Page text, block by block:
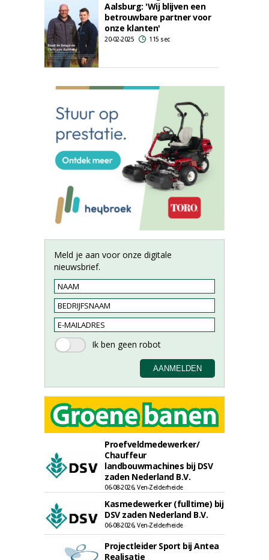
Aalsburg: 'Wij blijven een
betrouwbare partner voor
onze klanten'
20-02-2025 115 sec
Meld je aan voor onze digitale
nieuwsbrief.
Proefveldmedewerker/
Chauffeur
landbouwmachines bij DSV
zaden Nederland B.V.
06-08-2026, Ven-Zelderheide
Kasmedewerker (fulltime) bij
DSV zaden Nederland B.V.
06-08-2026, Ven-Zelderheide
Projectleider Sport bij Antea
Realisatie